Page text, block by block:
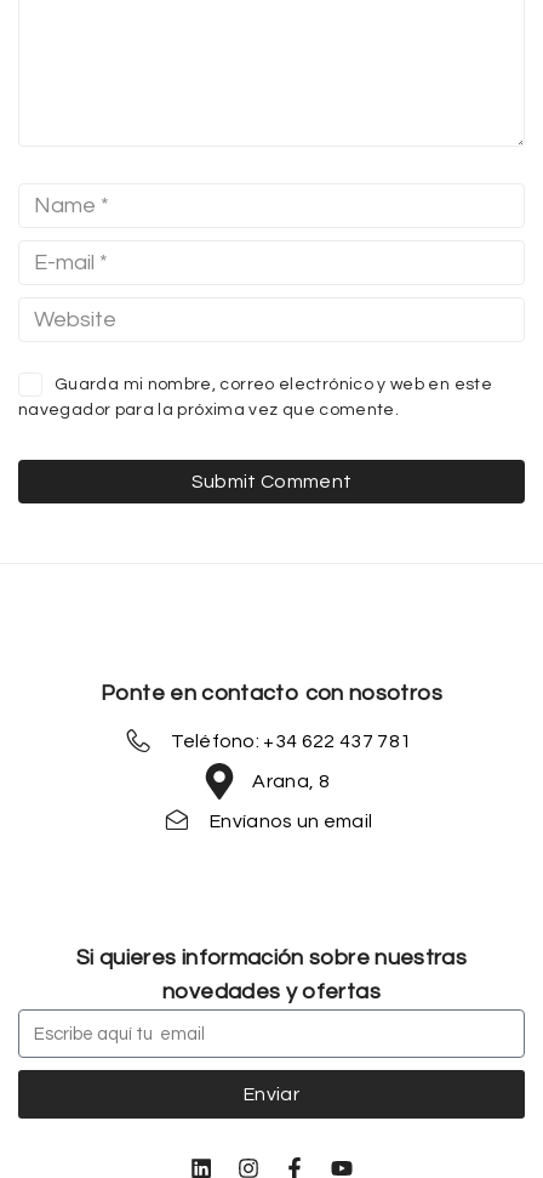
Guarda mi nombre, correo electrónico y web en este
navegador para la próxima vez que comente.
Ponte en contacto con nosotros
Teléfono: +34 622 437 781
Arana, 8
Envíanos un email
Si quieres información sobre nuestras
novedades y ofertas
Enviar